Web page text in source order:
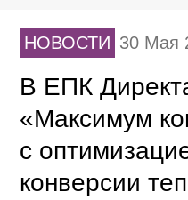
НОВОСТИ 30 Мая
В ЕПК
«Максимум
с
конверсии